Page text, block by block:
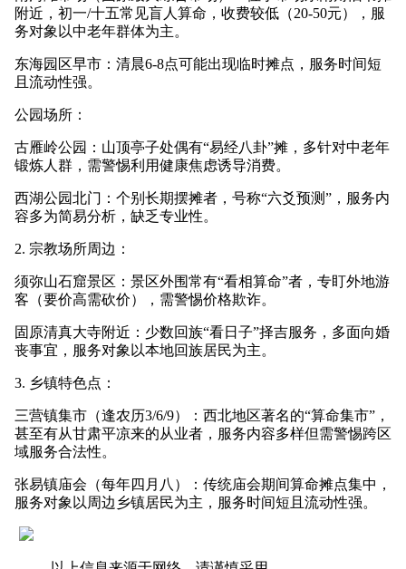
附近，初一/十五常见盲人算命，收费较低（20-50元），服
务对象以中老年群体为主。
东海园区早市：清晨6-8点可能出现临时摊点，服务时间短
且流动性强。
公园场所：
古雁岭公园：山顶亭子处偶有“易经八卦”摊，多针对中老年
锻炼人群，需警惕利用健康焦虑诱导消费。
西湖公园北门：个别长期摆摊者，号称“六爻预测”，服务内
容多为简易分析，缺乏专业性。
2. 宗教场所周边：
须弥山石窟景区：景区外围常有“看相算命”者，专盯外地游
客（要价高需砍价），需警惕价格欺诈。
固原清真大寺附近：少数回族“看日子”择吉服务，多面向婚
丧事宜，服务对象以本地回族居民为主。
3. 乡镇特色点：
三营镇集市（逢农历3/6/9）：西北地区著名的“算命集市”，
甚至有从甘肃平凉来的从业者，服务内容多样但需警惕跨区
域服务合法性。
张易镇庙会（每年四月八）：传统庙会期间算命摊点集中，
服务对象以周边乡镇居民为主，服务时间短且流动性强。